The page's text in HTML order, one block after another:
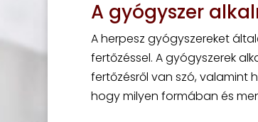
A gyógyszer
A herpesz gyógyszereket
fertőzéssel. A gyógyszerek
fertőzésről van szó, valamint
hogy milyen formában és